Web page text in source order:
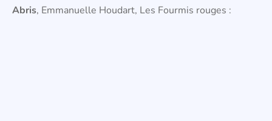
Abris, Emmanuelle Houdart, Les Fourmis rouges :